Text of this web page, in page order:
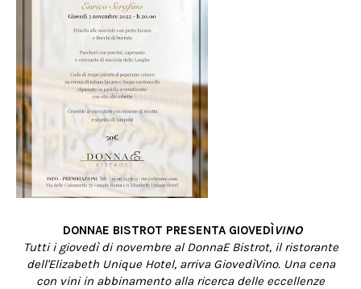
DONNAE BISTROT PRESENTA GIOVEDÌVINO
Tutti i giovedì di novembre al DonnaE Bistrot, il ristorante
dell'Elizabeth Unique Hotel, arriva GiovedìVino. Una cena
con vini in abbinamento alla ricerca delle eccellenze